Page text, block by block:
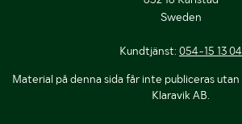
Sweden
Kundtjänst: 054-15 13 04
Material på denna sida får inte publiceras
Klaravik AB.